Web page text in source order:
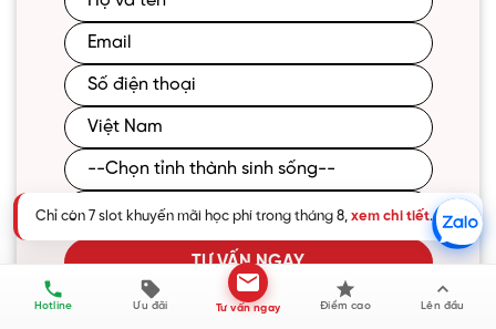
TƯ VẤN NGAY
Hotline Ưu đãi Tư vấn ngay Điểm cao Lên đầu
Chỉ còn 7 slot khuyến mãi học phí trong tháng 8, xem chi tiết.